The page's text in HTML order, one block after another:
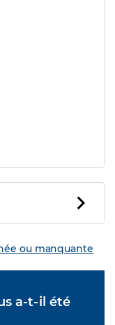
ou manquante
a-t-il été